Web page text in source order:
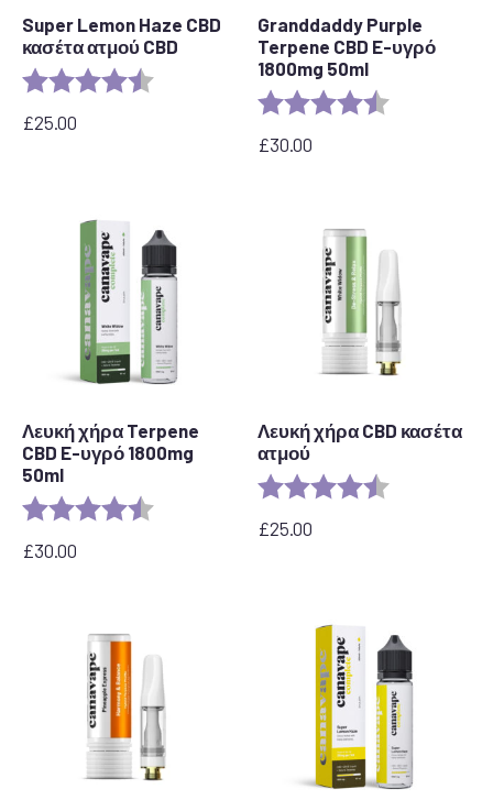
Super Lemon Haze CBD
κασέτα ατμού CBD
Αξιολόγηση: 4,6 από 5 αστέρια
£25.00
Granddaddy Purple
Terpene CBD E-υγρό
1800mg 50ml
Αξιολόγηση:
£30.00
Λευκή χήρα Terpene
CBD E-υγρό 1800mg
50ml
Αξιολόγηση: 4,7 από 5 αστέρια
£30.00
Λευκή χήρα CBD κασέτα
ατμού
Αξιολόγηση:
£25.00